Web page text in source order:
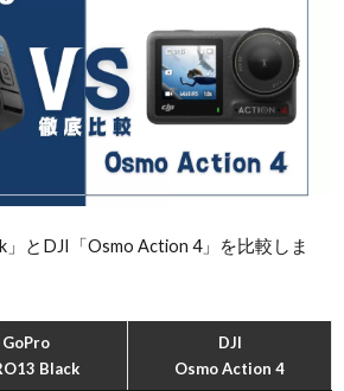
」とDJI「Osmo Action 4」を比較しま
GoPro
Black
DJI
Osmo Action 4